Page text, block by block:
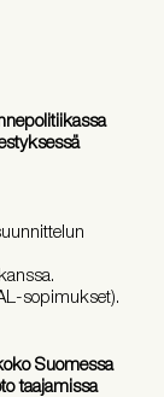
sopimukset).
Suomessa
taajamissa